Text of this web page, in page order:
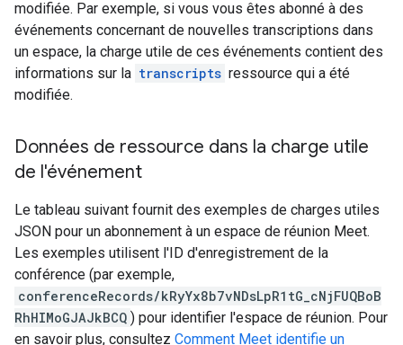
modifiée. Par exemple, si vous vous êtes abonné à des
événements concernant de nouvelles transcriptions dans
un espace, la charge utile de ces événements contient des
informations sur la transcripts ressource qui a été
modifiée.
Données de ressource dans la charge utile
de l'événement
Le tableau suivant fournit des exemples de charges utiles
JSON pour un abonnement à un espace de réunion Meet.
Les exemples utilisent l'ID d'enregistrement de la
conférence (par exemple,
conferenceRecords/kRyYx8b7vNDsLpR1tG_cNjFUQBoB
RhHIMoGJAJkBCQ ) pour identifier l'espace de réunion. Pour
en savoir plus, consultez Comment Meet identifie un